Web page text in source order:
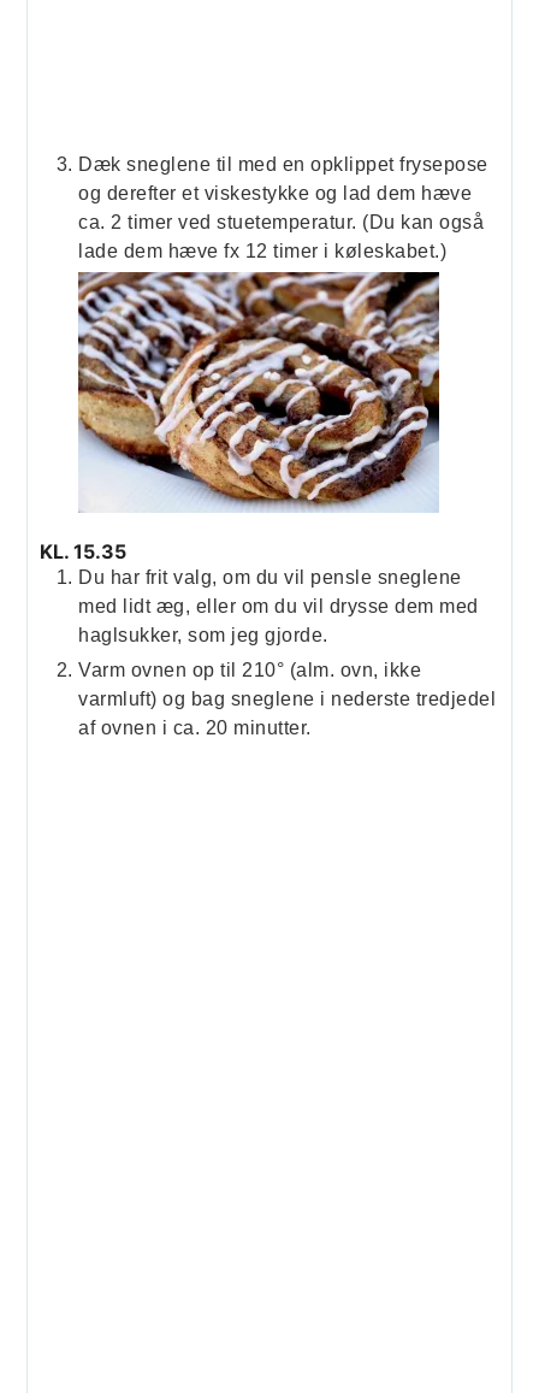
Dæk sneglene til med en opklippet frysepose
og derefter et viskestykke og lad dem hæve
ca. 2 timer ved stuetemperatur. (Du kan også
lade dem hæve fx 12 timer i køleskabet.)
KL. 15.35
Du har frit valg, om du vil pensle sneglene
med lidt æg, eller om du vil drysse dem med
haglsukker, som jeg gjorde.
Varm ovnen op til 210° (alm. ovn, ikke
varmluft) og bag sneglene i nederste tredjedel
af ovnen i ca. 20 minutter.